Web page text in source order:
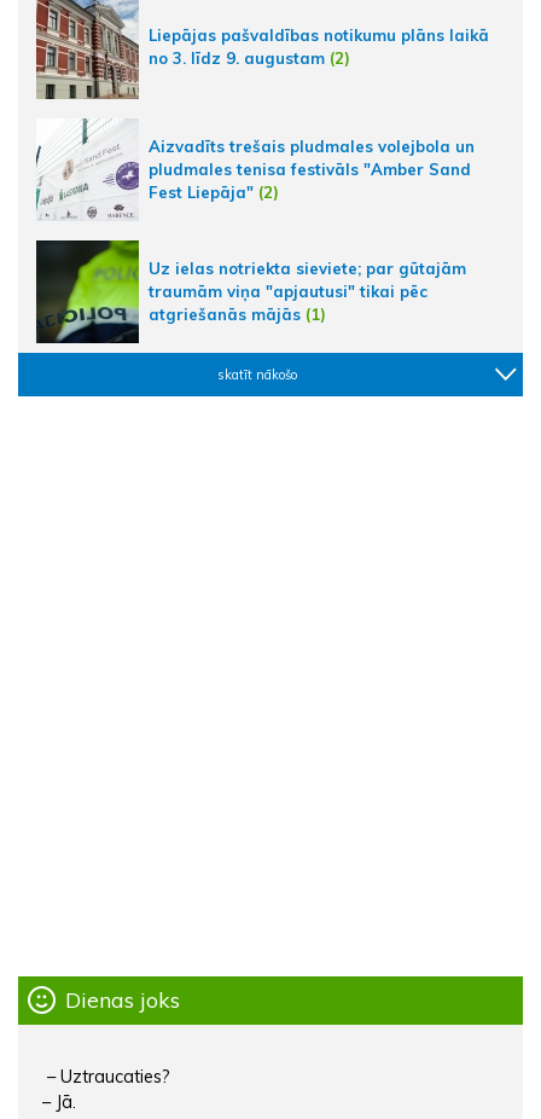
Liepājas pašvaldības notikumu plāns laikā
no 3. līdz 9. augustam (2)
Aizvadīts trešais pludmales volejbola un
pludmales tenisa festivāls "Amber Sand
Fest Liepāja" (2)
Uz ielas notriekta sieviete; par gūtajām
traumām viņa "apjautusi" tikai pēc
atgriešanās mājās (1)
skatīt nākošo
Dienas joks
– Uztraucaties?
– Jā.